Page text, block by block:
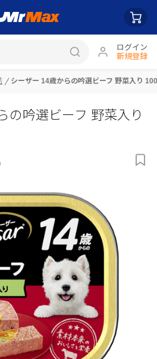
ログイン
新規登録
シーザー 14歳からの吟選ビーフ 野菜入り
の吟選ビーフ 野菜入り